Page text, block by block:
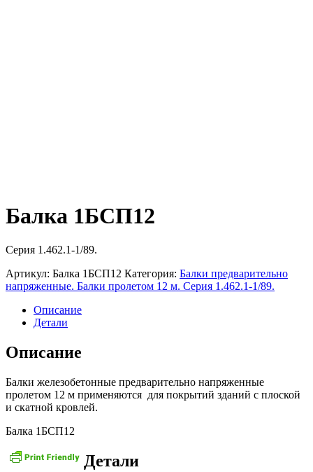
Балка 1БСП12
Серия 1.462.1-1/89.
Артикул: Балка 1БСП12 Категория: Балки предварительно
напряженные. Балки пролетом 12 м. Серия 1.462.1-1/89.
Описание
Детали
Описание
Балки железобетонные предварительно напряженные
пролетом 12 м применяются для покрытий зданий с плоской
и скатной кровлей.
Балка 1БСП12
Детали